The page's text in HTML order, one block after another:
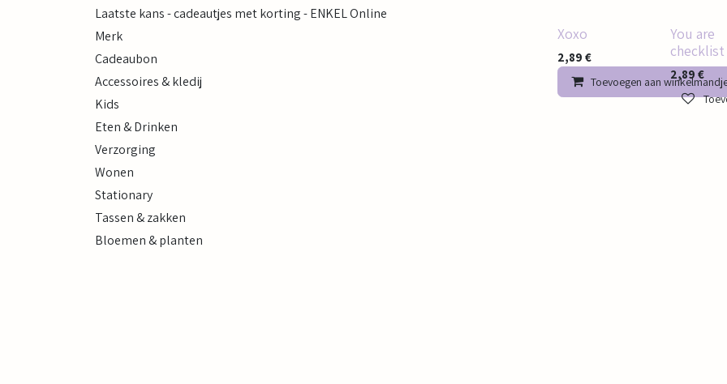
Laatste kans - cadeautjes met korting - ENKEL Online
Merk
Cadeaubon
Accessoires & kledij
Kids
Eten & Drinken
Verzorging
Wonen
Stationary
Tassen & zakken
Bloemen & planten
Xoxo
2,89 €
Toevoegen aan
You are
checklist
2,89 €